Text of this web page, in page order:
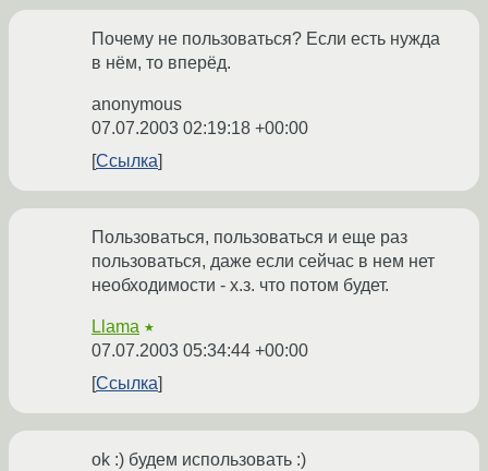
Почему не пользоваться? Если есть нужда
в нём, то вперёд.
anonymous
07.07.2003 02:19:18 +00:00
Ссылка
Пользоваться, пользоваться и еще раз
пользоваться, даже если сейчас в нем нет
необходимости - х.з. что потом будет.
Llama ★
07.07.2003 05:34:44 +00:00
Ссылка
ok :) будем использовать :)